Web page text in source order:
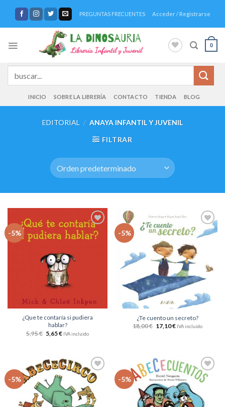
contenido
PREGUNTAS FRECUENTES Acceder / Registrarse
0
INICIO SOBRE LA LIBRERÍA CONTACTO TIENDA BLOG
EDITORIAL / ANAYA INFANTIL Y JUVENIL
FILTRAR
-5%
Añadir
a la
¿Que te contaría si pudiera
hablar?
5,95€ 5,65€ IVA incluido
-5%
Añadir
a la
deseos
¿Te cuento un secreto?
18,00€ 17,10€ IVA incluido
-5%
Añadir
a la
lista
de
deseos
-5%
Añadir
a la
de
deseos